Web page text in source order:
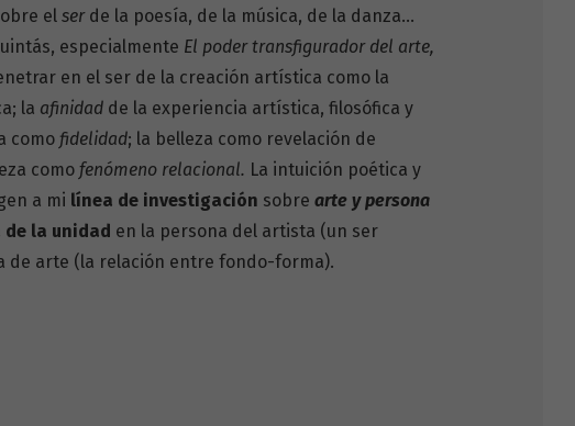
el ser de la poesía, de la música, de la danza…
especialmente El poder transfigurador del arte,
en el ser de la creación artística como la
la afinidad de la experiencia artística, filosófica y
como fidelidad; la belleza como revelación de
como fenómeno relacional. La intuición poética y
a mi línea de investigación sobre arte y persona
de la unidad en la persona del artista (un ser
de arte (la relación entre fondo-forma).